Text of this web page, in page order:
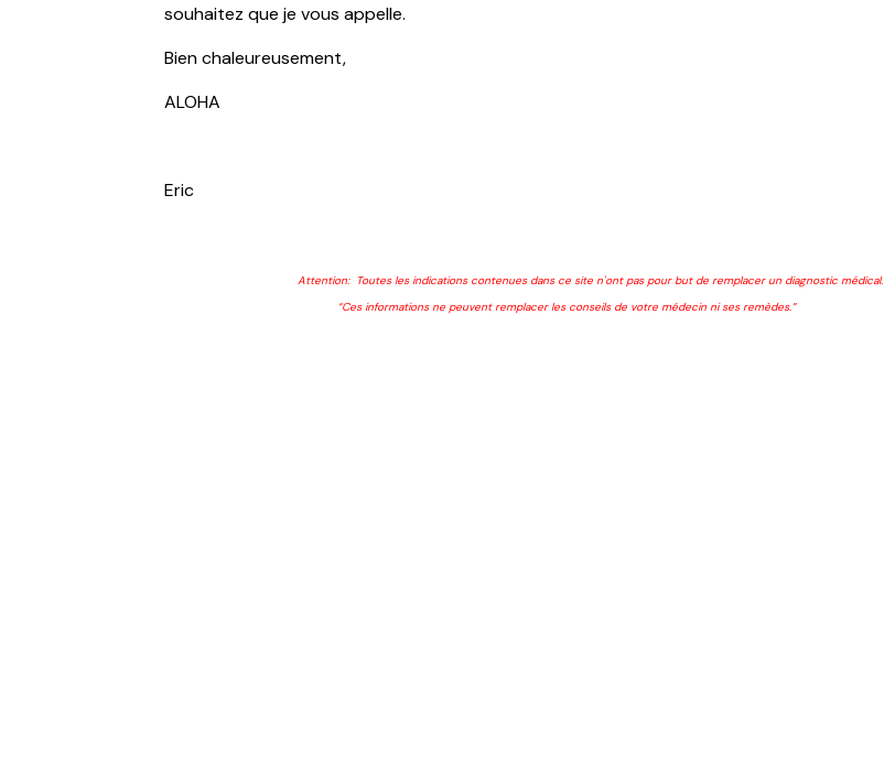
souhaitez que je vous appelle.
Bien chaleureusement,
ALOHA
Eric
Attention: Toutes les indications contenues dans ce site n'ont pas pour but de remplacer un diagnostic médical.
“Ces informations ne peuvent remplacer les conseils de votre médecin ni ses remèdes.”***